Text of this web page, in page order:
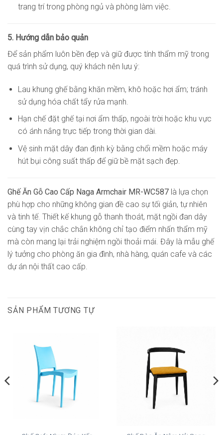
trang trí trong phòng ngủ và phòng làm việc.
5. Hướng dẫn bảo quản
Để sản phẩm luôn bền đẹp và giữ được tính thẩm mỹ trong
quá trình sử dụng, quý khách nên lưu ý:
Lau khung ghế bằng khăn mềm, khô hoặc hơi ẩm; tránh
sử dụng hóa chất tẩy rửa mạnh.
Hạn chế đặt ghế tại nơi ẩm thấp, ngoài trời hoặc khu vực
có ánh nắng trực tiếp trong thời gian dài.
Vệ sinh mặt dây đan định kỳ bằng chổi mềm hoặc máy
hút bụi công suất thấp để giữ bề mặt sạch đẹp.
Ghế Ăn Gỗ Cao Cấp Naga Armchair MR-WC587 là lựa chọn
phù hợp cho những không gian đề cao sự tối giản, tự nhiên
và tinh tế. Thiết kế khung gỗ thanh thoát, mặt ngồi đan dây
cùng tay vịn chắc chắn không chỉ tạo điểm nhấn thẩm mỹ
mà còn mang lại trải nghiệm ngồi thoải mái. Đây là mẫu ghế
lý tưởng cho phòng ăn gia đình, nhà hàng, quán cafe và các
dự án nội thất cao cấp.
SẢN PHẨM TƯƠNG TỰ